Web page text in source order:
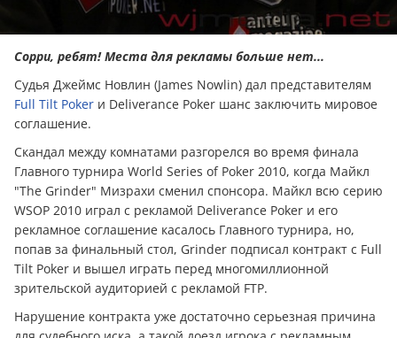
Сорри, ребят! Места для рекламы больше нет...
Судья Джеймс Новлин (James Nowlin) дал представителям
Full Tilt Poker и Deliverance Poker шанс заключить мировое
соглашение.
Скандал между комнатами разгорелся во время финала
Главного турнира World Series of Poker 2010, когда Майкл
"The Grinder" Мизрахи сменил спонсора. Майкл всю серию
WSOP 2010 играл с рекламой Deliverance Poker и его
рекламное соглашение касалось Главного турнира, но,
попав за финальный стол, Grinder подписал контракт с Full
Tilt Poker и вышел играть перед многомиллионной
зрительской аудиторией с рекламой FTP.
Нарушение контракта уже достаточно серьезная причина